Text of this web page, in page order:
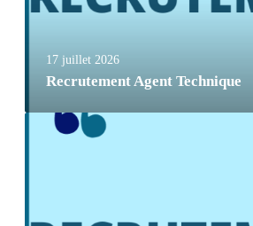
17 juillet 2026
Recrutement Agent Technique